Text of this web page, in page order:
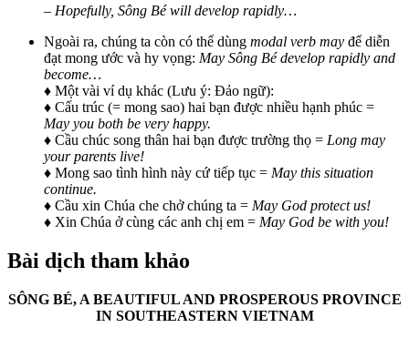
– Hopefully, Sông Bé will develop rapidly…
Ngoài ra, chúng ta còn có thể dùng modal verb may để diễn
đạt mong ước và hy vọng: May Sông Bé develop rapidly and
become…
♦ Một vài ví dụ khác (Lưu ý: Đảo ngữ):
♦ Cấu trúc (= mong sao) hai bạn được nhiều hạnh phúc =
May you both be very happy.
♦ Cầu chúc song thân hai bạn được trường thọ = Long may
your parents live!
♦ Mong sao tình hình này cứ tiếp tục = May this situation
continue.
♦ Cầu xin Chúa che chở chúng ta = May God protect us!
♦ Xin Chúa ở cùng các anh chị em = May God be with you!
Bài dịch tham khảo
SÔNG BÉ, A BEAUTIFUL AND PROSPEROUS PROVINCE
IN SOUTHEASTERN VIETNAM